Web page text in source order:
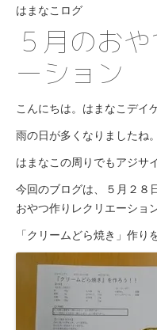
お問い合わせ
プライバシーポリシー
医療法人豊岡会
医療法人豊岡会 理念
豊橋元町病院
入院透析について
透析・入院透析
介護老人保健施設
はまなこログ
５月のお
ーション
こんにちは。はまなこデイ
雨の日が多くなりましたね。
はまなこの周りでもアジサ
今回のブログは、５月２８
おやつ作りレクリエーショ
「クリームどら焼き」作り